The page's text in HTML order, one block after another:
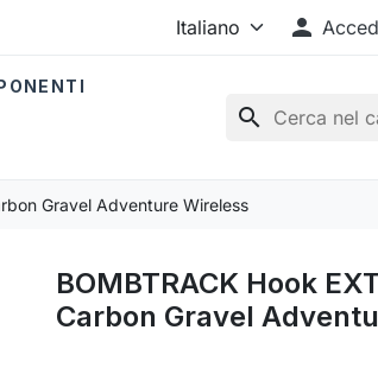

search
Gravel Adventure Wireless
BOMBTRACK Hook
Carbon Gravel